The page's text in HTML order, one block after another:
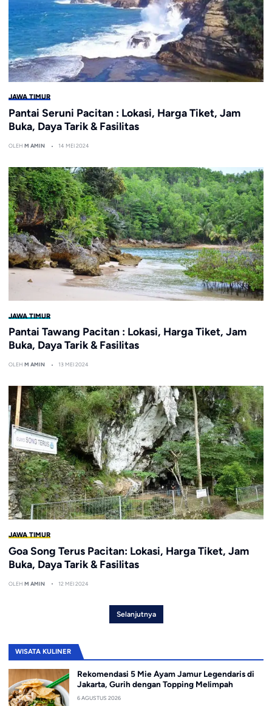
JAWA TIMUR
Pantai Seruni Pacitan : Lokasi, Harga Tiket, Jam
Buka, Daya Tarik & Fasilitas
OLEH M AMIN 14 MEI 2024
JAWA TIMUR
Pantai Tawang Pacitan : Lokasi, Harga Tiket, Jam
Buka, Daya Tarik & Fasilitas
OLEH M AMIN 13 MEI 2024
JAWA TIMUR
Goa Song Terus Pacitan: Lokasi, Harga Tiket, Jam
Buka, Daya Tarik & Fasilitas
OLEH M AMIN 12 MEI 2024
Selanjutnya
WISATA KULINER
Rekomendasi 5 Mie Ayam Jamur Legendaris di
Jakarta, Gurih dengan Topping Melimpah
6 AGUSTUS 2026